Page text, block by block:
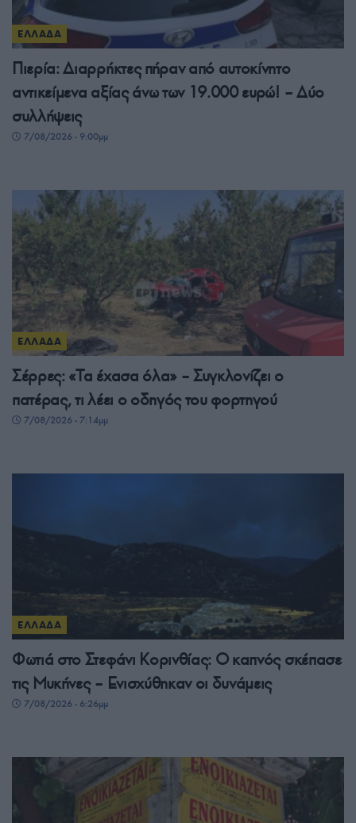
ΕΛΛΑΔΑ
Πιερία: Διαρρήκτες πήραν από αυτοκίνητο
αντικείμενα αξίας άνω των 19.000 ευρώ! – Δύο
συλλήψεις
7/08/2026 - 9:00μμ
ΕΛΛΑΔΑ
Σέρρες: «Τα έχασα όλα» – Συγκλονίζει ο
πατέρας, τι λέει ο οδηγός του φορτηγού
7/08/2026 - 7:14μμ
ΕΛΛΑΔΑ
Φωτιά στο Στεφάνι Κορινθίας: Ο καπνός σκέπασε
τις Μυκήνες – Ενισχύθηκαν οι δυνάμεις
7/08/2026 - 6:26μμ